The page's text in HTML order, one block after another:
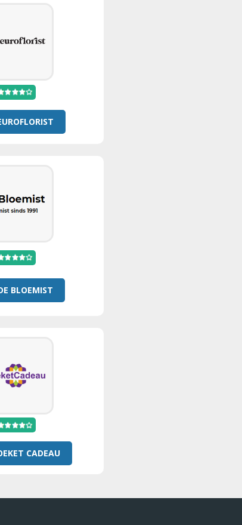
BLOEMIST
CADEAU